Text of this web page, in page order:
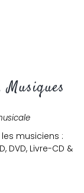
musiciens :
DVD, Livre-CD &